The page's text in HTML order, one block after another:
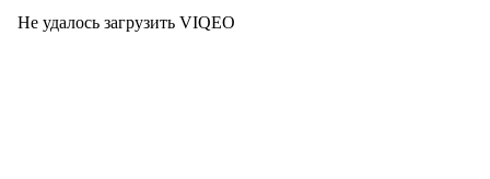
Не удалось загрузить VIQEO